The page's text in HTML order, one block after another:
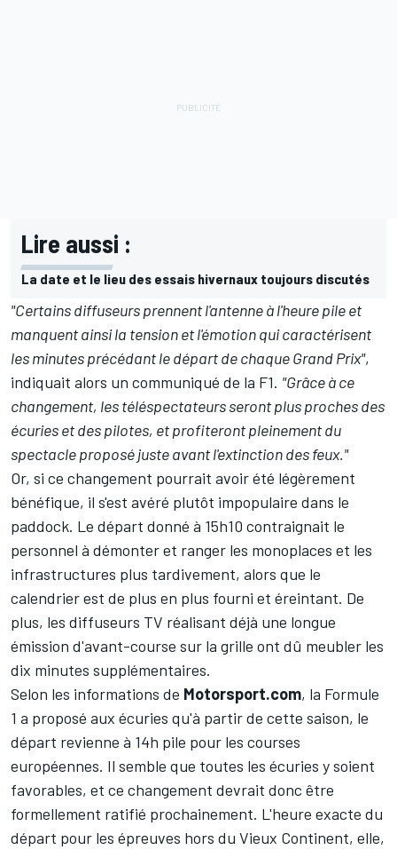
Lire aussi :
La date et le lieu des essais hivernaux toujours discutés
"Certains diffuseurs prennent l'antenne à l'heure pile et
manquent ainsi la tension et l'émotion qui caractérisent
les minutes précédant le départ de chaque Grand Prix",
indiquait alors un communiqué de la F1. "Grâce à ce
changement, les téléspectateurs seront plus proches des
écuries et des pilotes, et profiteront pleinement du
spectacle proposé juste avant l'extinction des feux."
Or, si ce changement pourrait avoir été légèrement
bénéfique, il s'est avéré plutôt impopulaire dans le
paddock. Le départ donné à 15h10 contraignait le
personnel à démonter et ranger les monoplaces et les
infrastructures plus tardivement, alors que le
calendrier est de plus en plus fourni et éreintant. De
plus, les diffuseurs TV réalisant déjà une longue
émission d'avant-course sur la grille ont dû meubler les
dix minutes supplémentaires.
Selon les informations de Motorsport.com, la Formule
1 a proposé aux écuries qu'à partir de cette saison, le
départ revienne à 14h pile pour les courses
européennes. Il semble que toutes les écuries y soient
favorables, et ce changement devrait donc être
formellement ratifié prochainement. L'heure exacte du
départ pour les épreuves hors du Vieux Continent, elle,